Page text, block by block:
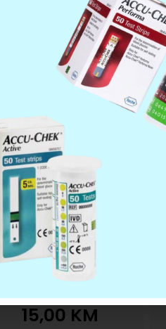
Maska za
koncentrator
kiseonika
15,00 KM